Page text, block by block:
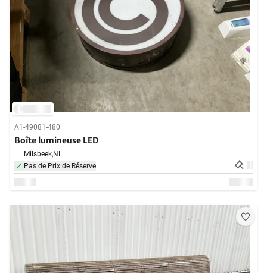
A1-49081-480
Boîte lumineuse LED
Milsbeek,NL
Pas de Prix de Réserve